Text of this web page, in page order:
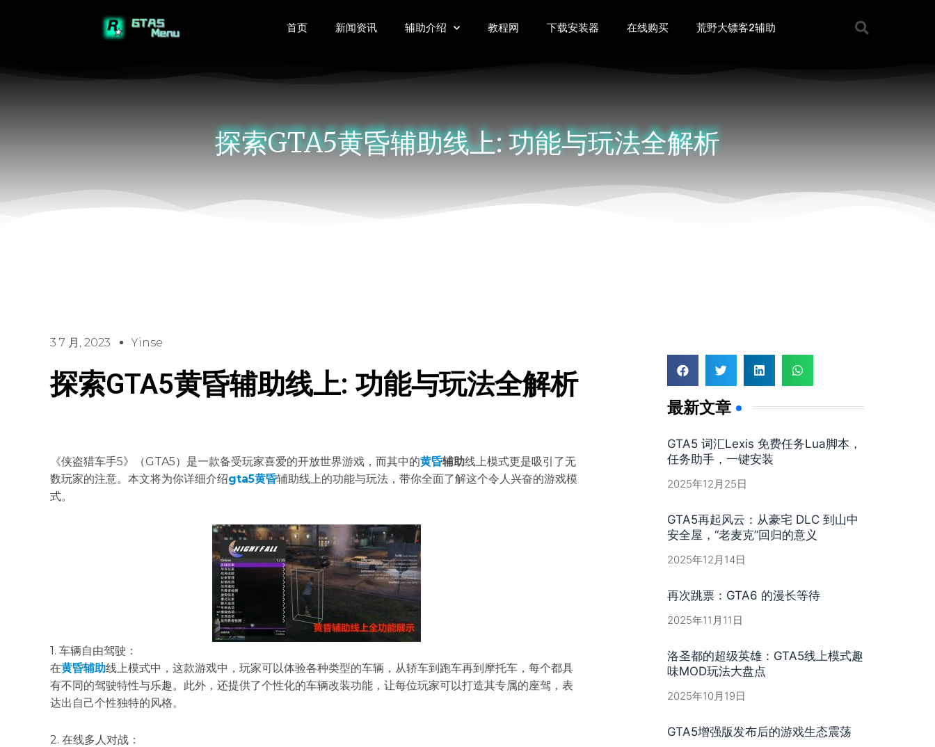
首页 新闻资讯 辅助介绍 教程网 下载安装器 在线购买 荒野大镖客2辅助
探索GTA5黄昏辅助线上: 功能与玩法全解析
3 7 月, 2023 Yinse
探索GTA5黄昏辅助线上: 功能与玩法全解析
《侠盗猎车手5》（GTA5）是一款备受玩家喜爱的开放世界游戏，而其中的黄昏辅助线上模式更是吸引了无
数玩家的注意。本文将为你详细介绍gta5黄昏辅助线上的功能与玩法，带你全面了解这个令人兴奋的游戏模
式。
1. 车辆自由驾驶：
在黄昏辅助线上模式中，这款游戏中，玩家可以体验各种类型的车辆，从轿车到跑车再到摩托车，每个都具
有不同的驾驶特性与乐趣。此外，还提供了个性化的车辆改装功能，让每位玩家可以打造其专属的座驾，表
达出自己个性独特的风格。
2. 在线多人对战：
最新文章
GTA5 词汇Lexis 免费任务Lua脚本，
任务助手，一键安装
2025年12月25日
GTA5再起风云：从豪宅 DLC 到山中
安全屋，“老麦克”回归的意义
2025年12月14日
再次跳票：GTA6 的漫长等待
2025年11月11日
洛圣都的超级英雄：GTA5线上模式趣
味MOD玩法大盘点
2025年10月19日
GTA5增强版发布后的游戏生态震荡